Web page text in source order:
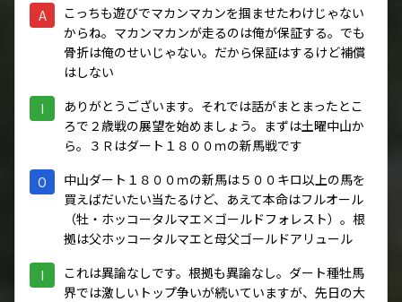
A
こっちも遊びでマカンマカンを掴ませたわけじゃない
からね。マカンマカンが走るのは俺が保証する。でも
骨折は俺のせいじゃない。だから保証はするけど補償
はしない
I
ありがとうございます。それでは話がまとまったとこ
ろで２歳戦の展望を始めましょう。まずは土曜中山か
ら。３Ｒはダート１８００ｍの新馬戦です
O
中山ダート１８００ｍの新馬は５００キロ以上の馬を
買えばだいたい当たるけど、あえて本命はフルオール
（牡・ホッコータルマエ×ゴールドフォレスト）。根
拠は父ホッコータルマエと母父ゴールドアリュール
I
これは異論なしです。根拠も異論なし。ダート種牡馬
界では激しいトップ争いが続いていますが、先日の大